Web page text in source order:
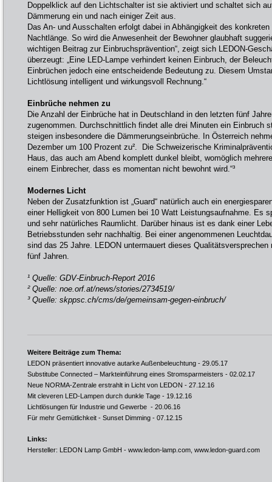
Doppelklick auf den Lichtschalter ist sie aktiviert und schaltet sich
Dämmerung ein und nach einiger Zeit aus.
Das An- und Ausschalten erfolgt dabei in Abhängigkeit des
Nachtlänge. So wird die Anwesenheit der Bewohner glaubhaft
wichtigen Beitrag zur Einbruchsprävention“, zeigt sich LEDON-
überzeugt: „Eine LED-Lampe verhindert keinen Einbruch, der
Einbrüchen jedoch eine entscheidende Bedeutung zu. Diesem
Lichtlösung intelligent und wirkungsvoll Rechnung.“
Einbrüche nehmen zu
Die Anzahl der Einbrüche hat in Deutschland in den letzten fünf
zugenommen. Durchschnittlich findet alle drei Minuten ein Einbruch
steigen insbesondere die Dämmerungseinbrüche. In Österreich
Dezember um 100 Prozent zu². Die Schweizerische
Haus, das auch am Abend komplett dunkel bleibt, womöglich
einem Einbrecher, dass es momentan nicht bewohnt wird.“³
Modernes Licht
Neben der Zusatzfunktion ist „Guard“ natürlich auch ein
einer Helligkeit von 800 Lumen bei 10 Watt Leistungsaufnahme. Es
und sehr natürliches Raumlicht. Darüber hinaus ist es dank einer
Betriebsstunden sehr nachhaltig. Bei einer angenommenen
sind das 25 Jahre. LEDON untermauert dieses
fünf Jahren.
¹ Quelle: GDV-Einbruch-Report 2016
² Quelle: noe.orf.at/news/stories/2734519/
³ Quelle: skppsc.ch/cms/de/gemeinsam-gegen-einbruch/
Weitere Beiträge zum Thema:
LEDON präsentiert innovative autarke Außenbeleuchtung - 29.05.17
Substitube Connected – Markteinführung eines Stromsparmeisters - 02.02.17
Neue NORMA-Zentrale erstrahlt in Licht von LEDON - 27.12.16
Mit cleveren LED-Lampen durch dunkle Tage - 19.12.16
Lichtlösungen für Industrie und Gewerbe - 20.06.16
Für mehr Gemütlichkeit - Sunset Dimming - 07.12.15
Links:
Hersteller: LEDON Lamp GmbH - www.ledon-lamp.com www.ledon-guard.com